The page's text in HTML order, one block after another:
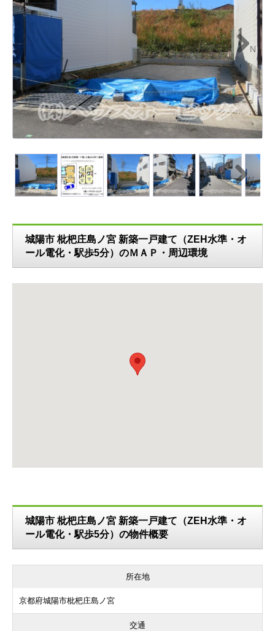
N
ext
N
ext
城陽市 枇杷庄島ノ宮 新築一戸建て（ZEH水準・オ
ール電化・駅歩5分）のＭＡＰ・周辺環境
城陽市 枇杷庄島ノ宮 新築一戸建て（ZEH水準・オ
ール電化・駅歩5分）の物件概要
所在地
京都府城陽市枇杷庄島ノ宮
交通